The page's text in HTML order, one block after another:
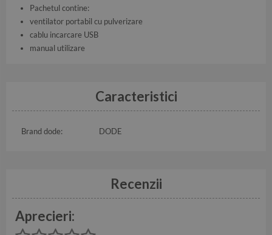
Pachetul contine:
ventilator portabil cu pulverizare
cablu incarcare USB
manual utilizare
Caracteristici
Brand dode: DODE
Recenzii
Aprecieri: